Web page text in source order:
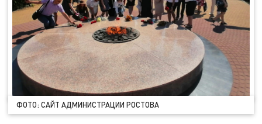
ФОТО: САЙТ АДМИНИСТРАЦИИ РОСТОВА